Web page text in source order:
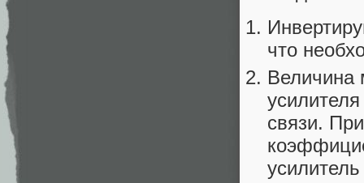
что
Величина
связи.